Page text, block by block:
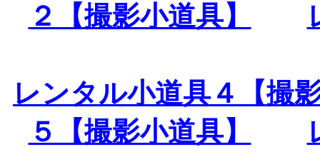
２【撮影小道具】
レンタル小道具４【撮
５【撮影小道具】